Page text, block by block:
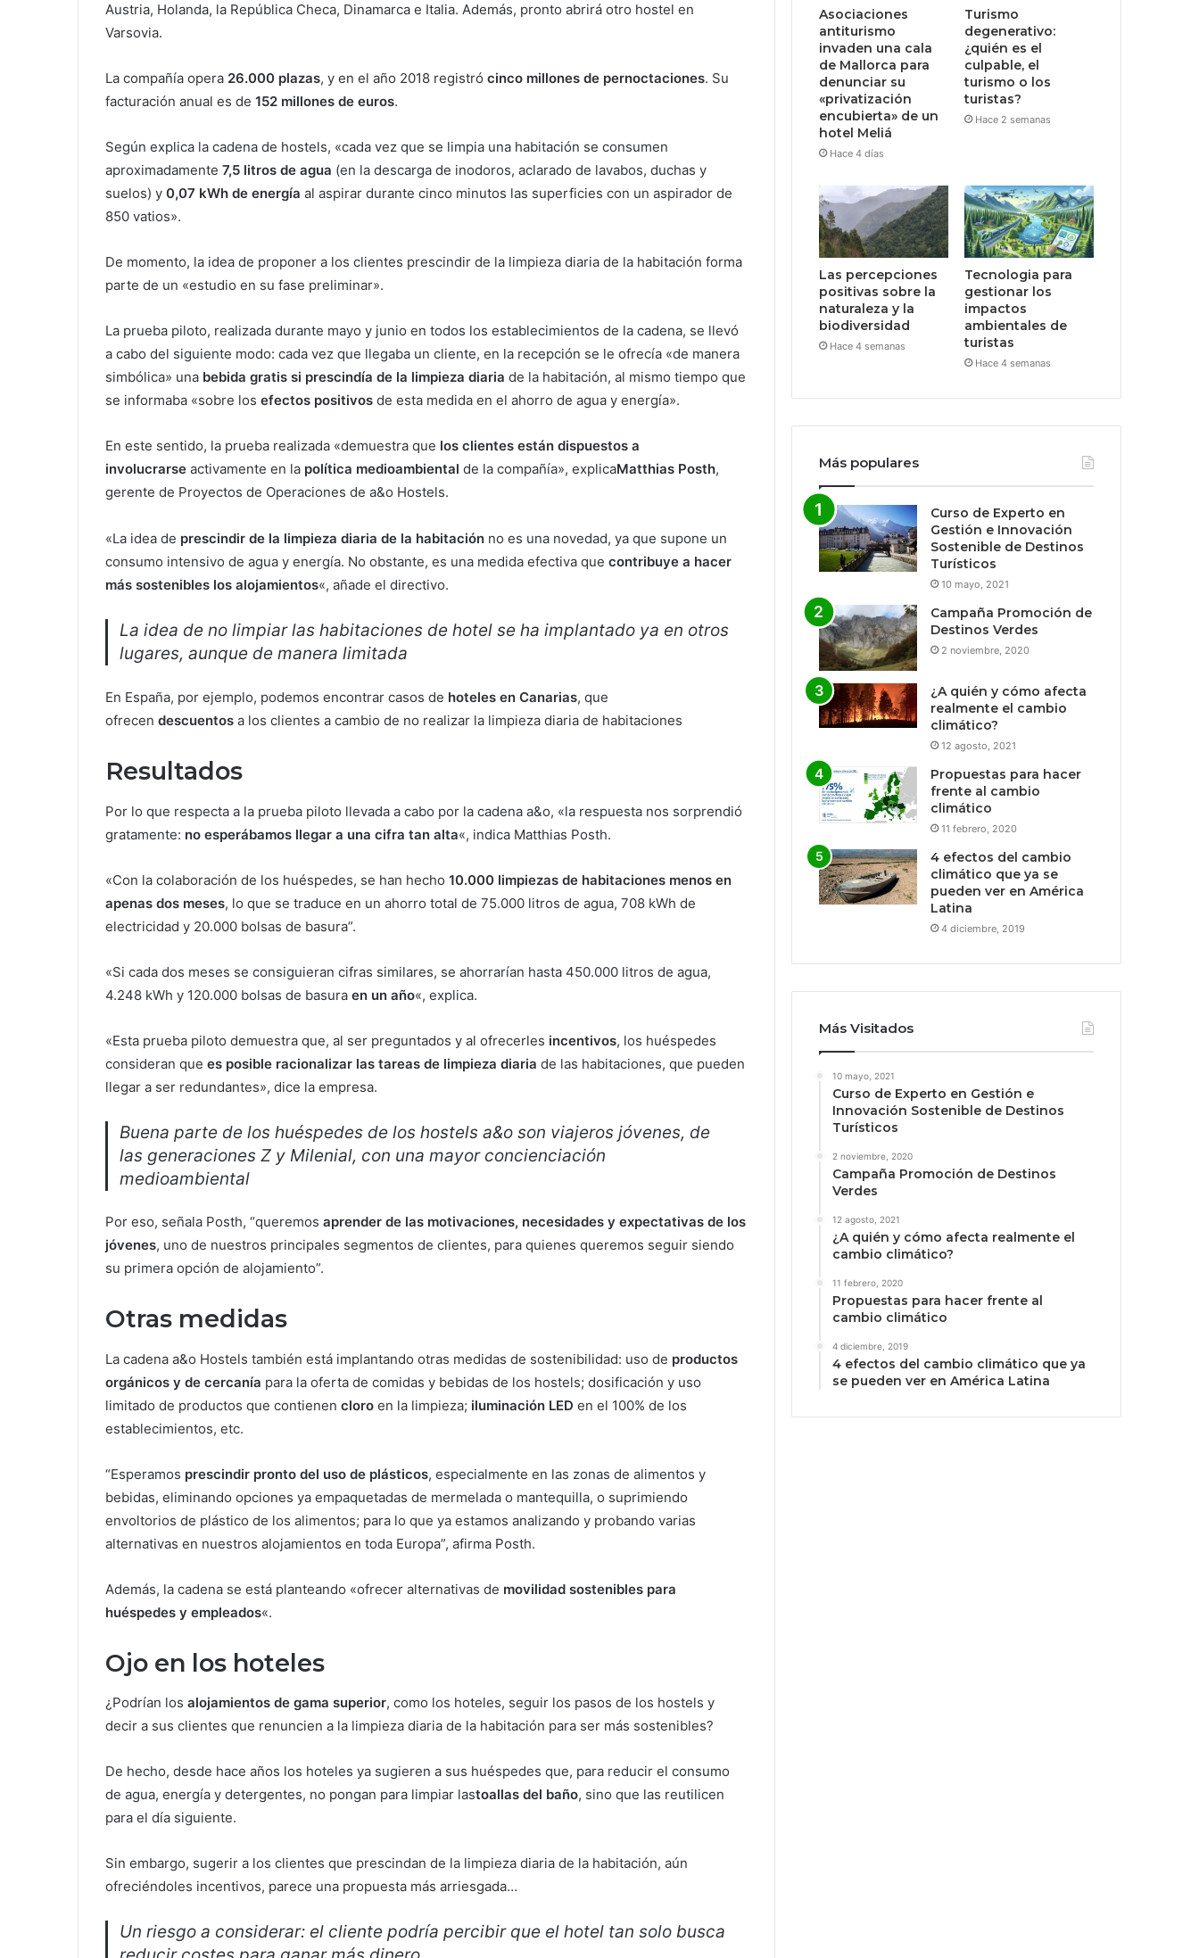
Austria, Holanda, la República Checa, Dinamarca e Italia. Además, pronto abrirá otro hostel en
Varsovia.
La compañía opera 26.000 plazas, y en el año 2018 registró cinco millones de pernoctaciones. Su
facturación anual es de 152 millones de euros.
Según explica la cadena de hostels, «cada vez que se limpia una habitación se consumen
aproximadamente 7,5 litros de agua (en la descarga de inodoros, aclarado de lavabos, duchas y
suelos) y 0,07 kWh de energía al aspirar durante cinco minutos las superficies con un aspirador de
850 vatios».
De momento, la idea de proponer a los clientes prescindir de la limpieza diaria de la habitación forma
parte de un «estudio en su fase preliminar».
La prueba piloto, realizada durante mayo y junio en todos los establecimientos de la cadena, se llevó
a cabo del siguiente modo: cada vez que llegaba un cliente, en la recepción se le ofrecía «de manera
simbólica» una bebida gratis si prescindía de la limpieza diaria de la habitación, al mismo tiempo que
se informaba «sobre los efectos positivos de esta medida en el ahorro de agua y energía».
En este sentido, la prueba realizada «demuestra que los clientes están dispuestos a
involucrarse activamente en la política medioambiental de la compañía», explicaMatthias Posth,
gerente de Proyectos de Operaciones de a&o Hostels.
«La idea de prescindir de la limpieza diaria de la habitación no es una novedad, ya que supone un
consumo intensivo de agua y energía. No obstante, es una medida efectiva que contribuye a hacer
más sostenibles los alojamientos«, añade el directivo.
La idea de no limpiar las habitaciones de hotel se ha implantado ya en otros
lugares, aunque de manera limitada
En España, por ejemplo, podemos encontrar casos de hoteles en Canarias, que
ofrecen descuentos a los clientes a cambio de no realizar la limpieza diaria de habitaciones
Resultados
Por lo que respecta a la prueba piloto llevada a cabo por la cadena a&o, «la respuesta nos sorprendió
gratamente: no esperábamos llegar a una cifra tan alta«, indica Matthias Posth.
«Con la colaboración de los huéspedes, se han hecho 10.000 limpiezas de habitaciones menos en
apenas dos meses, lo que se traduce en un ahorro total de 75.000 litros de agua, 708 kWh de
electricidad y 20.000 bolsas de basura”.
«Si cada dos meses se consiguieran cifras similares, se ahorrarían hasta 450.000 litros de agua,
4.248 kWh y 120.000 bolsas de basura en un año«, explica.
«Esta prueba piloto demuestra que, al ser preguntados y al ofrecerles incentivos, los huéspedes
consideran que es posible racionalizar las tareas de limpieza diaria de las habitaciones, que pueden
llegar a ser redundantes», dice la empresa.
Buena parte de los huéspedes de los hostels a&o son viajeros jóvenes, de
las generaciones Z y Milenial, con una mayor concienciación
medioambiental
Por eso, señala Posth, “queremos aprender de las motivaciones, necesidades y expectativas de los
jóvenes, uno de nuestros principales segmentos de clientes, para quienes queremos seguir siendo
su primera opción de alojamiento”.
Otras medidas
La cadena a&o Hostels también está implantando otras medidas de sostenibilidad: uso de productos
orgánicos y de cercanía para la oferta de comidas y bebidas de los hostels; dosificación y uso
limitado de productos que contienen cloro en la limpieza; iluminación LED en el 100% de los
establecimientos, etc.
“Esperamos prescindir pronto del uso de plásticos, especialmente en las zonas de alimentos y
bebidas, eliminando opciones ya empaquetadas de mermelada o mantequilla, o suprimiendo
envoltorios de plástico de los alimentos; para lo que ya estamos analizando y probando varias
alternativas en nuestros alojamientos en toda Europa”, afirma Posth.
Además, la cadena se está planteando «ofrecer alternativas de movilidad sostenibles para
huéspedes y empleados«.
Ojo en los hoteles
¿Podrían los alojamientos de gama superior, como los hoteles, seguir los pasos de los hostels y
decir a sus clientes que renuncien a la limpieza diaria de la habitación para ser más sostenibles?
De hecho, desde hace años los hoteles ya sugieren a sus huéspedes que, para reducir el consumo
de agua, energía y detergentes, no pongan para limpiar lastoallas del baño, sino que las reutilicen
para el día siguiente.
Sin embargo, sugerir a los clientes que prescindan de la limpieza diaria de la habitación, aún
ofreciéndoles incentivos, parece una propuesta más arriesgada…
Un riesgo a considerar: el cliente podría percibir que el hotel tan solo busca
Asociaciones
antiturismo
invaden una cala
de Mallorca para
denunciar su
«privatización
encubierta» de un
hotel Meliá
Hace 4 días
Turismo
degenerativo:
¿quién es el
culpable, el
turismo o los
turistas?
Hace 2 semanas
Las percepciones
positivas sobre la
naturaleza y la
biodiversidad
Hace 4 semanas
Tecnologia para
gestionar los
impactos
ambientales de
turistas
Hace 4 semanas
Más populares
Curso de Experto en
Gestión e Innovación
Sostenible de Destinos
Turísticos
10 mayo, 2021
Campaña Promoción de
Destinos Verdes
2 noviembre, 2020
¿A quién y cómo afecta
realmente el cambio
climático?
12 agosto, 2021
Propuestas para hacer
frente al cambio
climático
11 febrero, 2020
4 efectos del cambio
climático que ya se
pueden ver en América
Latina
4 diciembre, 2019
Más Visitados
10 mayo, 2021
Curso de Experto en Gestión e
Innovación Sostenible de Destinos
Turísticos
2 noviembre, 2020
Campaña Promoción de Destinos
Verdes
12 agosto, 2021
¿A quién y cómo afecta realmente el
cambio climático?
11 febrero, 2020
Propuestas para hacer frente al
cambio climático
4 diciembre, 2019
4 efectos del cambio climático que ya
se pueden ver en América Latina